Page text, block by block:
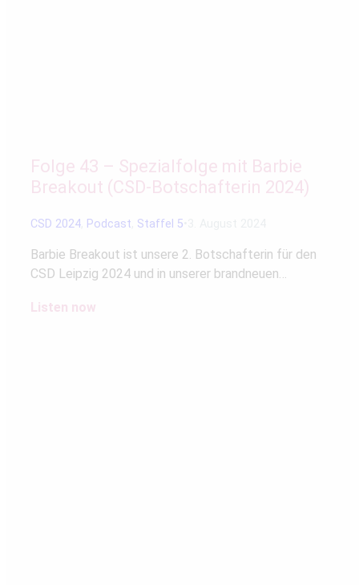
Folge 43 – Spezialfolge mit Barbie
Breakout (CSD-Botschafterin 2024)
CSD 2024 Podcast Staffel 5
Barbie Breakout ist unsere 2. Botschafterin für den
CSD Leipzig 2024 und in unserer brandneuen…
Listen now